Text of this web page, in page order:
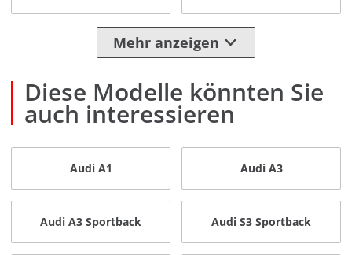
Mehr anzeigen
Diese Modelle könnten Sie
auch interessieren
Audi A1 Audi A3
Audi A3 Sportback Audi S3 Sportback